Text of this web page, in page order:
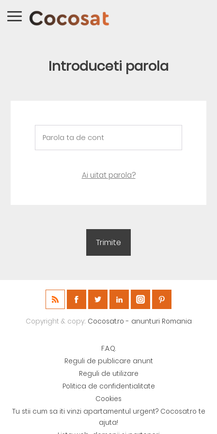
Introduceti parola
Ai uitat parola?
Copyright & copy; Cocosat.ro - anunturi Romania
F.A.Q.
Reguli de publicare anunt
Reguli de utilizare
Politica de confidentialitate
Cookies
Tu stii cum sa iti vinzi apartamentul urgent? Cocosat.ro te
ajuta!